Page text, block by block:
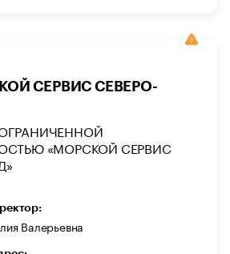
СЕРВИС СЕВЕРО-
«МОРСКОЙ СЕРВИС
Валерьевна